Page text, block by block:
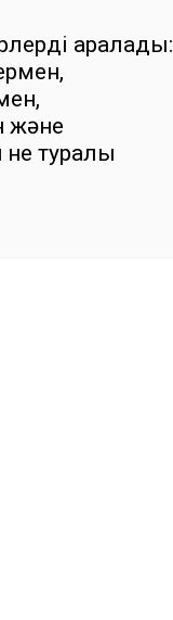
аралады:
және
не туралы